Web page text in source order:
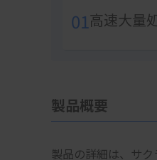
01高速大量
製品概要
製品の詳細は、サ